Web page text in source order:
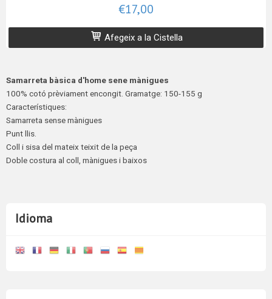
Idioma
€17,00
Afegeix a la Cistella
Samarreta bàsica d'home sene mànigues
100% cotó prèviament encongit. Gramatge: 150-155 g
Característiques:
Samarreta sense mànigues
Punt llis.
Coll i sisa del mateix teixit de la peça
Doble costura al coll, mànigues i baixos